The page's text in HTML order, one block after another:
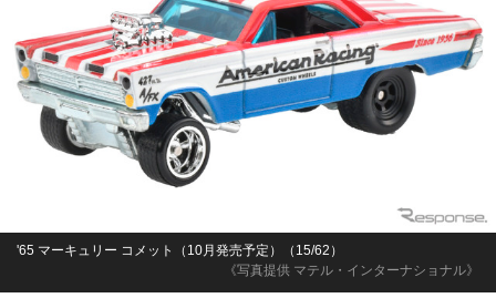
《写真提供 マテル・インターナショナル》
'65 マーキュリー コメット（10月発売予定）（15/62）